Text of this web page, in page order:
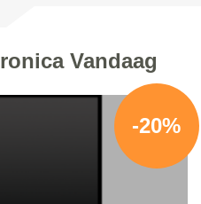
Vandaag
-20%